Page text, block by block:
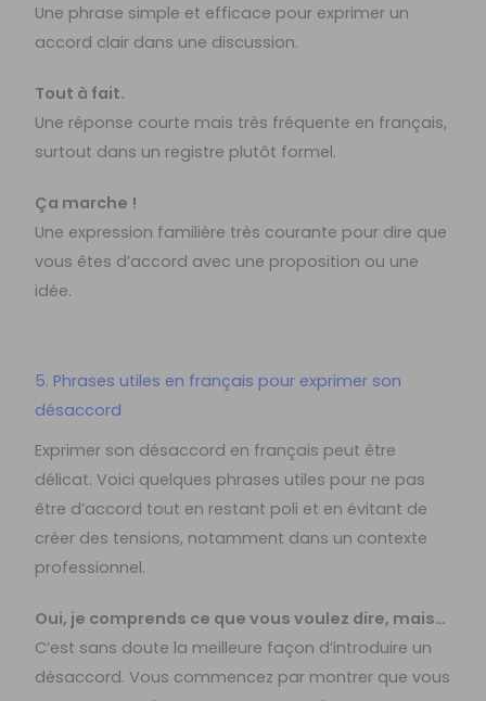
Une phrase simple et efficace pour exprimer un
accord clair dans une discussion.
Tout à fait.
Une réponse courte mais très fréquente en français,
surtout dans un registre plutôt formel.
Ça marche !
Une expression familière très courante pour dire que
vous êtes d’accord avec une proposition ou une
idée.
5. Phrases utiles en français pour exprimer son
désaccord
Exprimer son désaccord en français peut être
délicat. Voici quelques phrases utiles pour ne pas
être d’accord tout en restant poli et en évitant de
créer des tensions, notamment dans un contexte
professionnel.
Oui, je comprends ce que vous voulez dire, mais…
C’est sans doute la meilleure façon d’introduire un
désaccord. Vous commencez par montrer que vous